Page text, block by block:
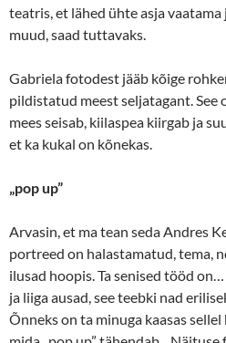
teatris, et lähed ühte asja
muud, saad tuttavaks.
Gabriela fotodest jääb kõige
pildistatud meest seljatagant. See
mees seisab, kiilaspea kiirgab ja
et ka kukal on kõnekas.
„pop up”
Arvasin, et ma tean seda Andres
portreed on halastamatud, tema,
ilusad hoopis. Ta senised tööd
ja liiga ausad, see teebki nad
Õnneks on ta minuga kaasas